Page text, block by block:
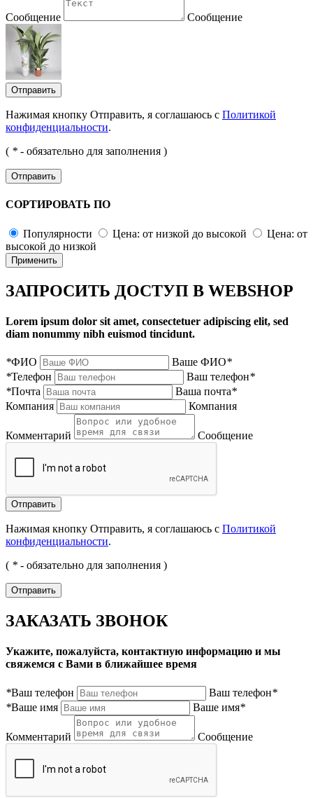
Сообщение Сообщение
Отправить
Нажимая кнопку Отправить, я соглашаюсь с Политикой
конфиденциальности.
( * - обязательно для заполнения )
Отправить
СОРТИРОВАТЬ ПО
Популярности Цена: от низкой до высокой
Цена: от
высокой до низкой
Применить
ЗАПРОСИТЬ ДОСТУП В WEBSHOP
Lorem ipsum dolor sit amet, consectetuer adipiscing elit, sed
diam nonummy nibh euismod tincidunt.
*ФИО Ваше ФИО*
*Телефон Ваш телефон*
*Почта Ваша почта*
Компания
Компания
Комментарий Сообщение
Нажимая кнопку Отправить, я соглашаюсь с Политикой
конфиденциальности.
( * - обязательно для заполнения )
ЗАКАЗАТЬ ЗВОНОК
Укажите, пожалуйста, контактную информацию и мы
свяжемся с Вами в ближайшее время
*Ваш телефон Ваш телефон*
*Ваше имя Ваше имя*
Комментарий Сообщение